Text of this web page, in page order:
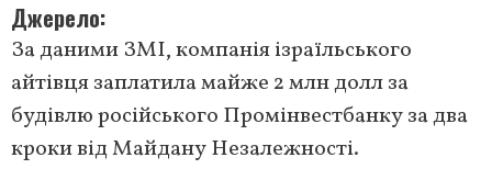
Джерело
За даними ЗМІ, компанія ізраїльського
айтівця заплатила майже 2 млн долл за
будівлю російського Промінвестбанку за два
кроки від Майдану Незалежності.